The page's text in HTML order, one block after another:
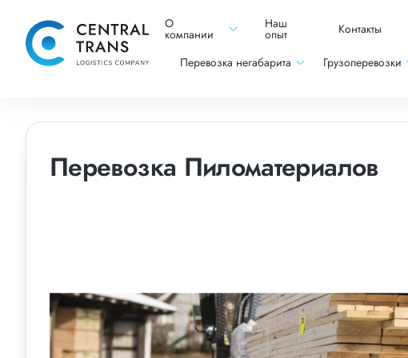
О
компании
Наш
опыт Контакты
Перевозка негабарита Грузоперевозки
Перевозка Пиломатериалов